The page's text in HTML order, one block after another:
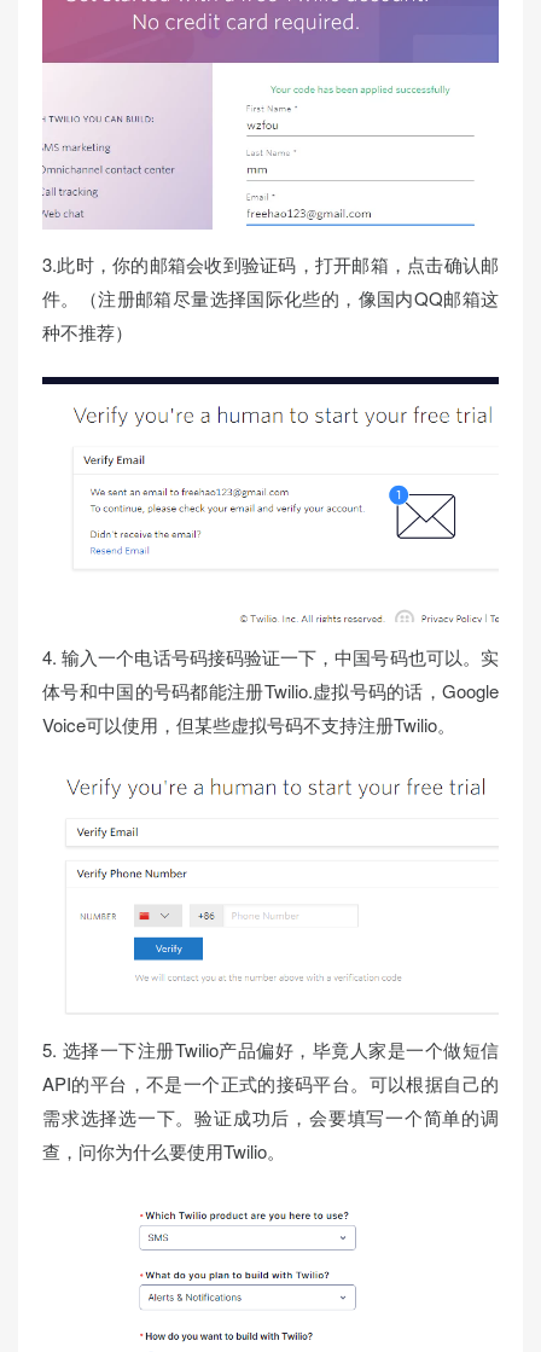
3.此时，你的邮箱会收到验证码，打开邮箱，点击确认邮
件。（注册邮箱尽量选择国际化些的，像国内QQ邮箱这
种不推荐）
4. 输入一个电话号码接码验证一下，中国号码也可以。实
体号和中国的号码都能注册Twilio.虚拟号码的话，Google
Voice可以使用，但某些虚拟号码不支持注册Twilio。
5. 选择一下注册Twilio产品偏好，毕竟人家是一个做短信
API的平台，不是一个正式的接码平台。可以根据自己的
需求选择选一下。验证成功后，会要填写一个简单的调
查，问你为什么要使用Twilio。